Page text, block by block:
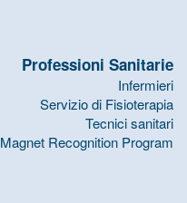
Professioni Sanitarie
Infermieri
Servizio di Fisioterapia
Tecnici sanitari
Magnet Recognition Program